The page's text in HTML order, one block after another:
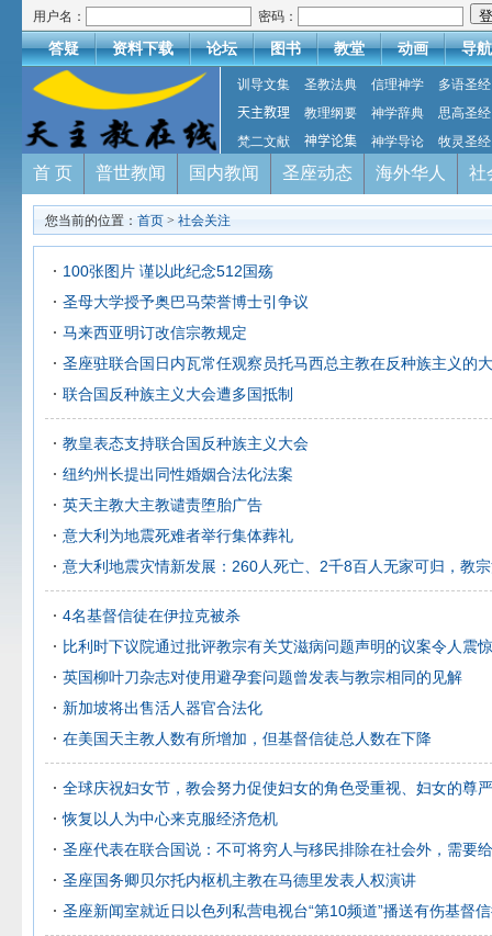
用户名： 密码：
答疑 资料下载 论坛 图书 教堂 动画 导航
训导文集 圣教法典 信理神学
多语圣经
天主教理
教理纲要 神学辞典
思高圣经
梵二文献
神学论集 神学导论 牧灵圣经
首 页 普世教闻 国内教闻 圣座动态 海外华人 社
您当前的位置： 首页 > 社会关注
100张图片 谨以此纪念512国殇
圣母大学授予奥巴马荣誉博士引争议
马来西亚明订改信宗教规定
圣座驻联合国日内瓦常任观察员托马西总主教在反种族主义的
联合国反种族主义大会遭多国抵制
教皇表态支持联合国反种族主义大会
纽约州长提出同性婚姻合法化法案
英天主教大主教谴责堕胎广告
意大利为地震死难者举行集体葬礼
意大利地震灾情新发展：260人死亡、2千8百人无家可归，教
4名基督信徒在伊拉克被杀
比利时下议院通过批评教宗有关艾滋病问题声明的议案令人震惊
英国柳叶刀杂志对使用避孕套问题曾发表与教宗相同的见解
新加坡将出售活人器官合法化
在美国天主教人数有所增加，但基督信徒总人数在下降
全球庆祝妇女节，教会努力促使妇女的角色受重视、妇女的尊
恢复以人为中心来克服经济危机
圣座代表在联合国说：不可将穷人与移民排除在社会外，需要
圣座国务卿贝尔托内枢机主教在马德里发表人权演讲
圣座新闻室就近日以色列私营电视台“第10频道”播送有伤基督